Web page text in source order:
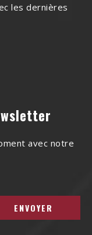
les dernières
avec notre